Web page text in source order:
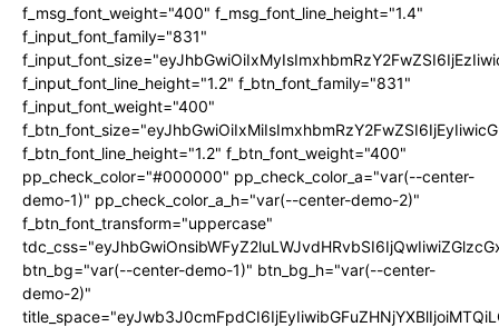
f_msg_font_weight="400" f_msg_font_line_height="1.4"
f_input_font_family="831"
f_input_font_line_height="1.2" f_btn_font_family="831"
f_input_font_weight="400"
f_btn_font_line_height="1.2" f_btn_font_weight="400"
pp_check_color="#000000" pp_check_color_a="var(--center-
demo-1)" pp_check_color_a_h="var(--center-demo-2)"
f_btn_font_transform="uppercase"
btn_bg="var(--center-demo-1)" btn_bg_h="var(--center-
demo-2)"